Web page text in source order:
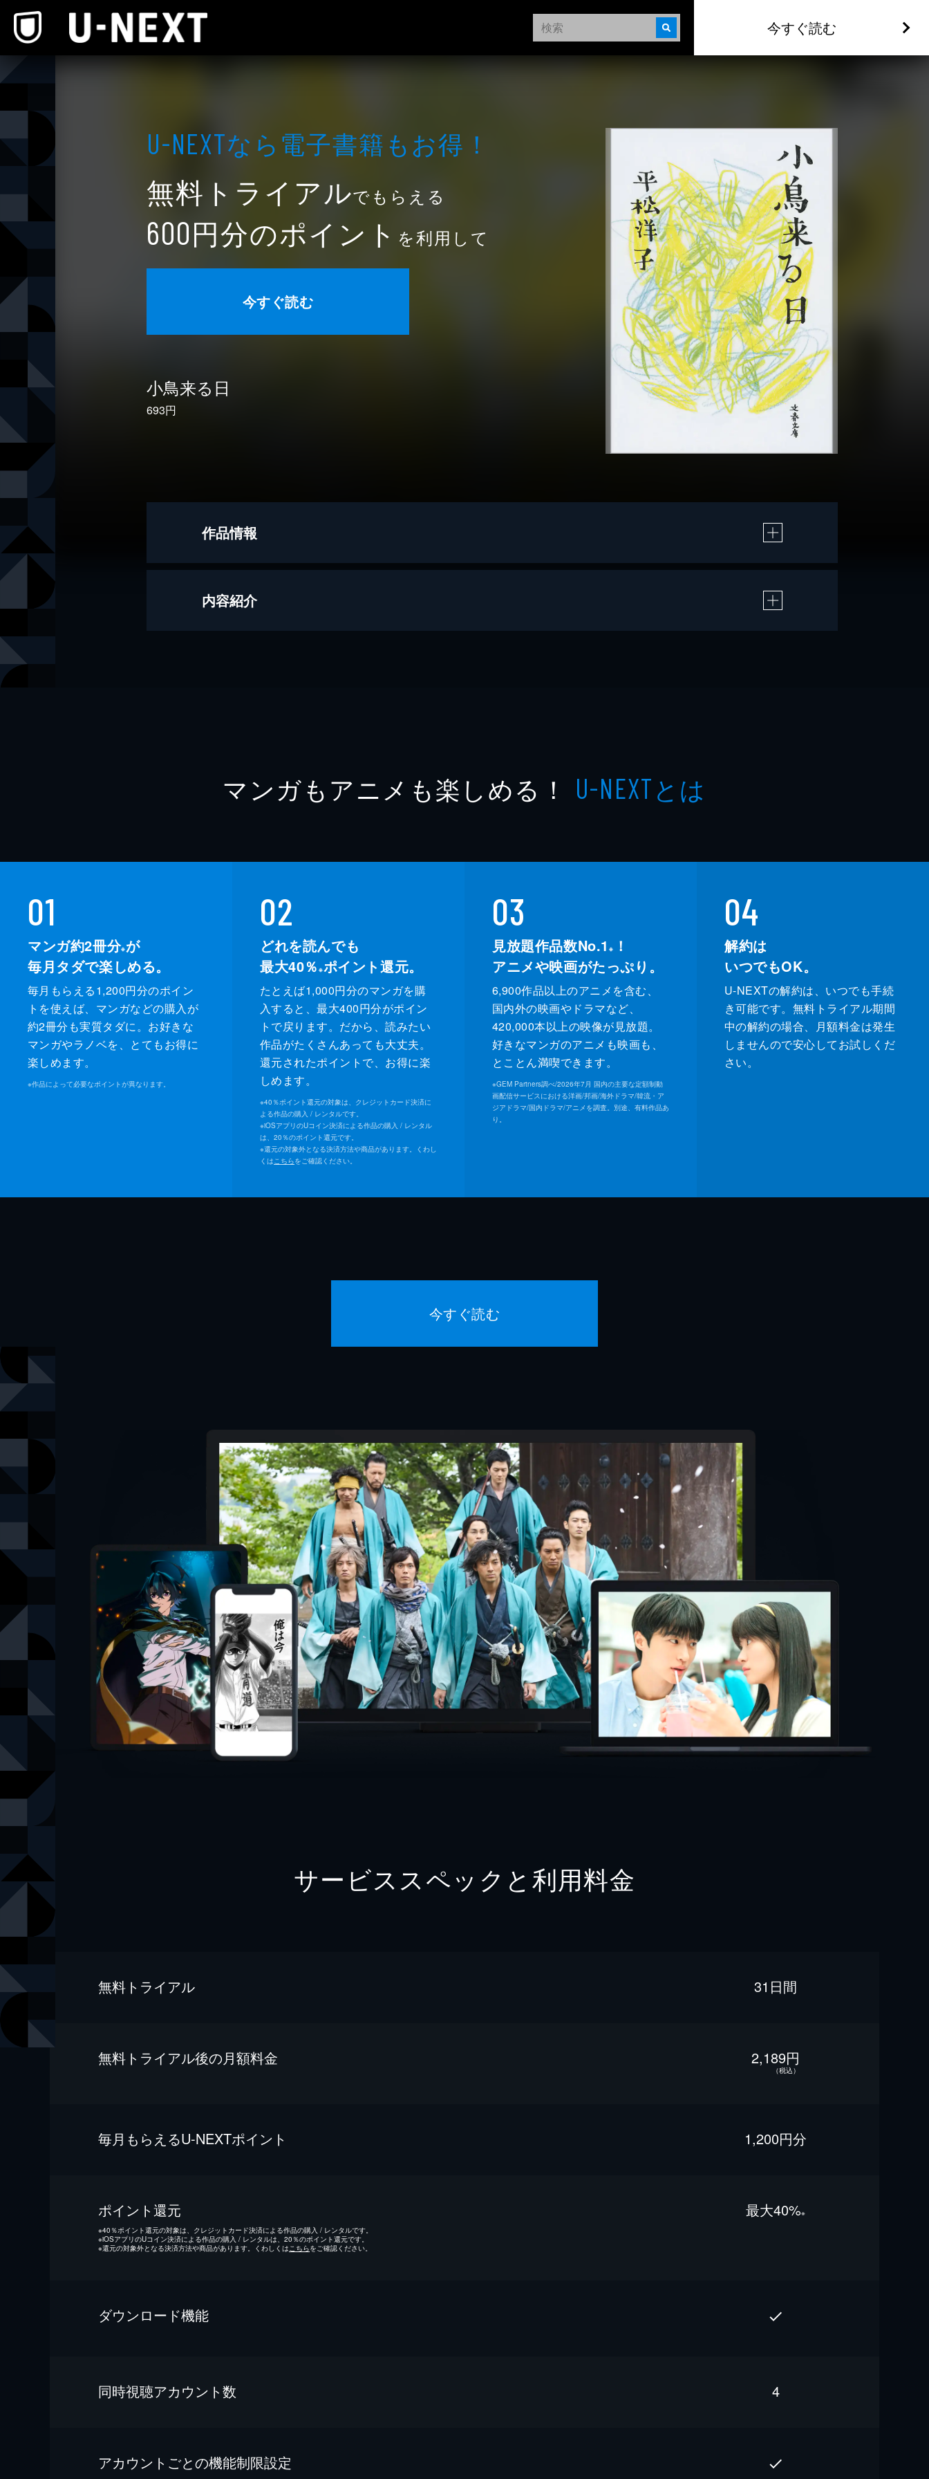
今すぐ読む
U-NEXTなら電⼦書籍もお得！
無料トライアルでもらえる
600円分のポイント を利用して
今すぐ読む
小鳥来る日
693円
作品情報
著者
内容紹介
マンガもアニメも楽しめる！ U-NEXTとは
01
マンガ約2冊分※が
毎月タダで楽しめる。
毎月もらえる1,200円分のポイン
トを使えば、マンガなどの購入が
約2冊分も実質タダに。お好きな
マンガやラノベを、とてもお得に
楽しめます。
※作品によって必要なポイントが異なります。
02
どれを読んでも
最大40％ ※ポイント還元。
たとえば1,000円分のマンガを購
入すると、最大400円分がポイン
トで戻ります。だから、読みたい
作品がたくさんあっても大丈夫。
還元されたポイントで、お得に楽
しめます。
※40％ポイント還元の対象は、クレジットカード決済に
よる作品の購入 / レンタルです。
※iOSアプリのUコイン決済による作品の購入 / レンタル
は、20％のポイント還元です。
※還元の対象外となる決済方法や商品があります。くわし
くはこちらをご確認ください。
03
見放題作品数No.1 ※
！
アニメや映画がたっぷり。
6,900作品以上のアニメを含む、
国内外の映画やドラマなど、
420,000本以上の映像が見放題。
好きなマンガのアニメも映画も、
とことん満喫できます。
※GEM Partners調べ/2026年7⽉ 国内の主要な定額制動
画配信サービスにおける洋画/邦画/海外ドラマ/韓流・ア
ジアドラマ/国内ドラマ/アニメを調査。別途、有料作品あ
り。
04
解約は
いつでもOK。
U-NEXTの解約は、いつでも手続
き可能です。無料トライアル期間
中の解約の場合、月額料金は発生
しませんので安心してお試しくだ
さい。
今すぐ読む
サービススペックと利用料金
無料トライアル 31日間
無料トライアル後の⽉額料金 2,189円
（税込）
毎⽉もらえるU-NEXTポイント 1,200円分
ポイント還元 最⼤40%※
※40％ポイント還元の対象は、クレジットカード決済による作品の購入 / レンタルです。
※iOSアプリのUコイン決済による作品の購入 / レンタルは、20％のポイント還元です。
※還元の対象外となる決済方法や商品があります。くわしくは こちらをご確認ください。
ダウンロード機能
同時視聴アカウント数 4
アカウントごとの機能制限設定